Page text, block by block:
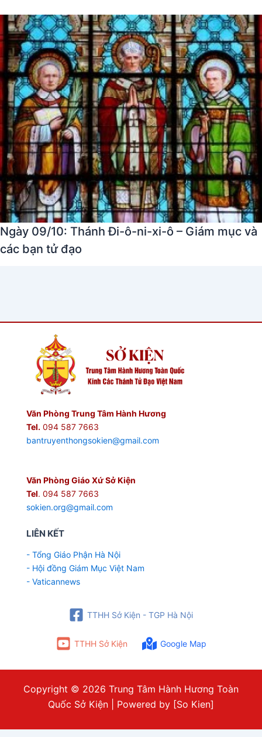
Ngày 09/10: Thánh Đi-ô-ni-xi-ô – Giám mục và
các bạn tử đạo
Văn Phòng Trung Tâm Hành Hương
Tel. 094 587 7663
bantruyenthongsokien@gmail.com
Văn Phòng Giáo Xứ Sở Kiện
Tel. 094 587 7663
sokien.org@gmail.com
LIÊN KẾT
- Tổng Giáo Phận Hà Nội
- Hội đồng Giám Mục Việt Nam
- Vaticannews
TTHH Sở Kiện - TGP Hà Nội
TTHH Sở Kiện Google Map
Copyright © 2026 Trung Tâm Hành Hương Toàn
Quốc Sở Kiện | Powered by [So Kien]